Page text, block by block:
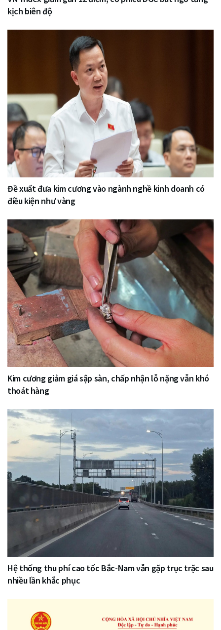
kịch biên độ
Đề xuất đưa kim cương vào ngành nghề kinh doanh có
điều kiện như vàng
Kim cương giảm giá sập sàn, chấp nhận lỗ nặng vẫn khó
thoát hàng
Hệ thống thu phí cao tốc Bắc-Nam vẫn gặp trục trặc sau
nhiều lần khắc phục